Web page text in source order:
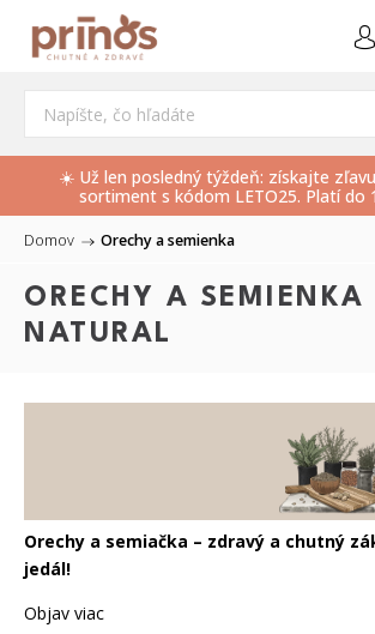
☀️ Už len posledný týždeň: získajte
sortiment s kódom LETO25. Platí do
Domov / Orechy a semienka
ORECHY A SEMIENKA
NATURAL
Orechy a semiačka – zdravý a chutný
jedál!
Objav viac